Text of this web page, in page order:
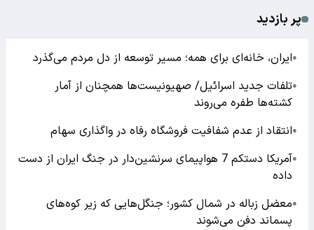
پر بازدید
●ایران، خانه‌ای برای همه؛ مسیر توسعه از دل مردم می‌گذرد
●تلفات جدید اسرائیل/ صهیونیست‌ها همچنان از آمار
کشته‌ها طفره می‌روند
●انتقاد از عدم شفافیت فروشگاه رفاه در واگذاری سهام
●
آمریکا دستکم 7 هواپیمای سرنشین‌دار در جنگ ایران از دست
داده
●معضل زباله در شمال کشور؛ جنگل‌هایی که زیر کوه‌های
پسماند دفن می‌شوند